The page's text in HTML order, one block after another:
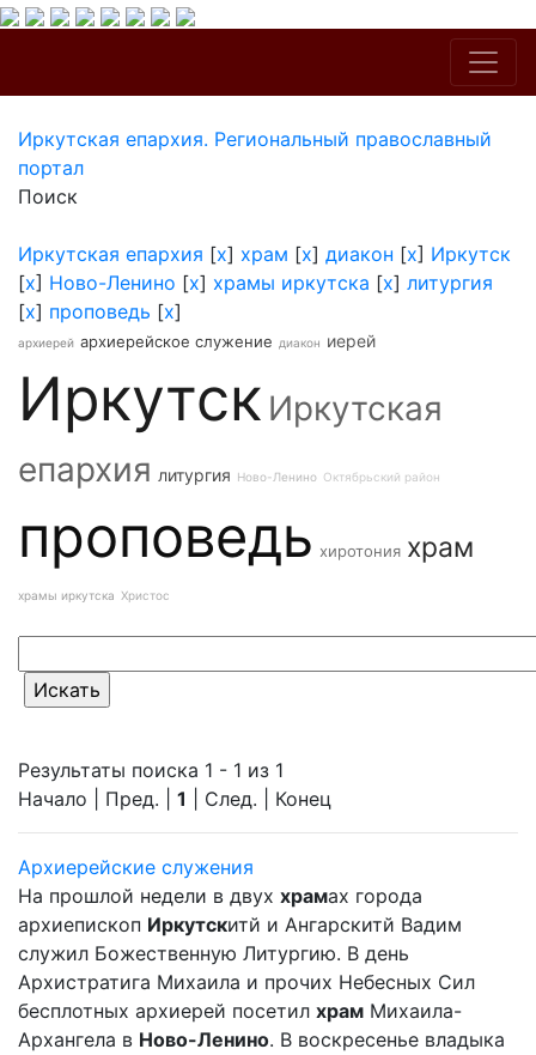
Иркутская епархия. Региональный православный
портал
Поиск
Иркутская епархия [x] храм [x] диакон [x] Иркутск
[x] Ново-Ленино [x] храмы иркутска [x] литургия
[x] проповедь [x]
архиерей архиерейское служение диакон иерей
Иркутск Иркутская
епархия литургия Ново-Ленино Октябрьский район
проповедь хиротония храм
храмы иркутска Христос
Результаты поиска 1 - 1 из 1
Начало | Пред. | 1 | След. | Конец
Архиерейские служения
На прошлой недели в двух храмах города
архиепископ Иркутскитй и Ангарскитй Вадим
служил Божественную Литургию. В день
Архистратига Михаила и прочих Небесных Сил
бесплотных архиерей посетил храм Михаила-
Архангела в Ново-Ленино. В воскресенье владыка